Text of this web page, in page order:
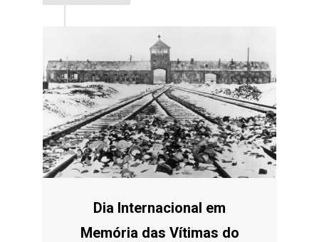
Dia Internacional em
Memória das Vítimas do